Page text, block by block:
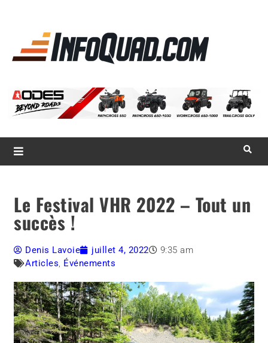
Magazine InfoQuad.com
Le Festival VHR 2022 – Tout un
succès !
Denis Lavoie juillet 4, 2022
9:35 am
Articles, Événements